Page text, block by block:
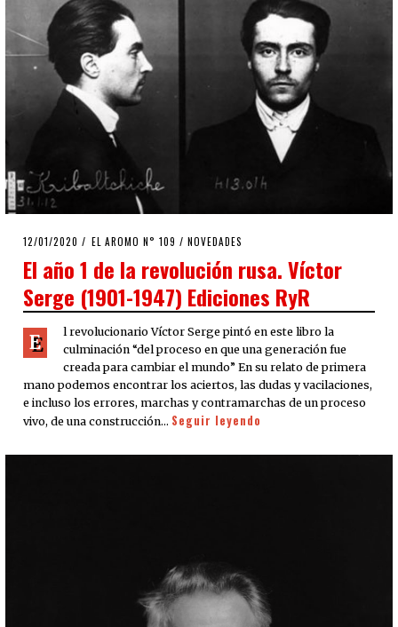
POSTED
12/01/2020 07/04/2020
EL AROMO N° 109 / NOVEDADES
El año 1 de la revolución rusa. Víctor
Serge (1901-1947) Ediciones RyR
E
l revolucionario Víctor Serge pintó en este libro la
culminación “del proceso en que una generación fue
creada para cambiar el mundo” En su relato de primera
mano podemos encontrar los aciertos, las dudas y vacilaciones,
e incluso los errores, marchas y contramarchas de un proceso
vivo, de una construcción… Seguir leyendo